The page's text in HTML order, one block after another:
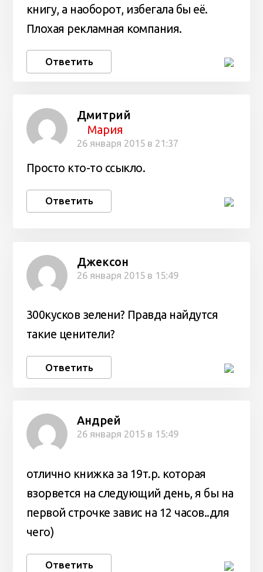
книгу, а наоборот, избегала бы её.
Плохая рекламная компания.
Ответить
Дмитрий
Мария
26 января 2015 в 21:37
Просто кто-то ссыкло.
Ответить
Джексон
26 января 2015 в 15:49
300кусков зелени? Правда найдутся
такие ценители?
Ответить
Андрей
26 января 2015 в 15:49
отлично книжка за 19т.р. которая
взорвется на следующий день, я бы на
первой строчке завис на 12 часов..для
чего)
Ответить